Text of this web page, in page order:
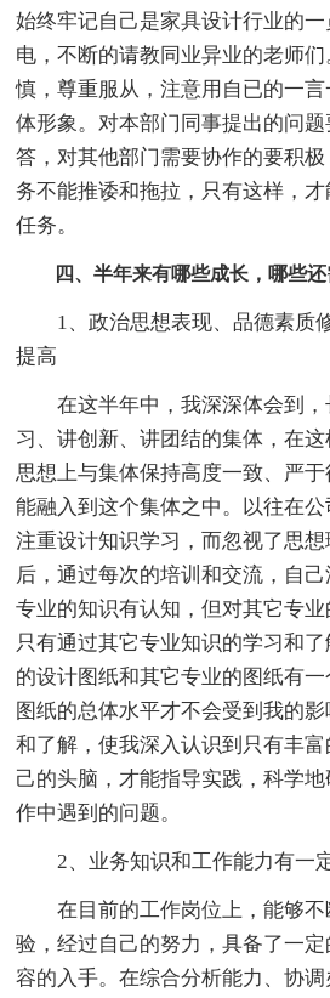
始终牢记自己是家具设计行业的
电，不断的请教同业异业的老师
慎，尊重服从，注意用自已的一
体形象。对本部门同事提出的问
答，对其他部门需要协作的要积
务不能推诿和拖拉，只有这样，
任务。
四、半年来有哪些成长，哪些还
1、政治思想表现、品德素质
提高
在这半年中，我深深体会到，
习、讲创新、讲团结的集体，在
思想上与集体保持高度一致、严
能融入到这个集体之中。以往在
注重设计知识学习，而忽视了思
后，通过每次的培训和交流，自
专业的知识有认知，但对其它专业
只有通过其它专业知识的学习和
的设计图纸和其它专业的图纸有
图纸的总体水平才不会受到我的
和了解，使我深入认识到只有丰
己的头脑，才能指导实践，科学
作中遇到的问题。
2、业务知识和工作能力有一
在目前的工作岗位上，能够不
验，经过自己的努力，具备了一
容的入手。在综合分析能力、协